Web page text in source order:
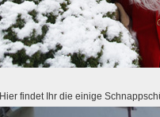
Hier findet Ihr die einige